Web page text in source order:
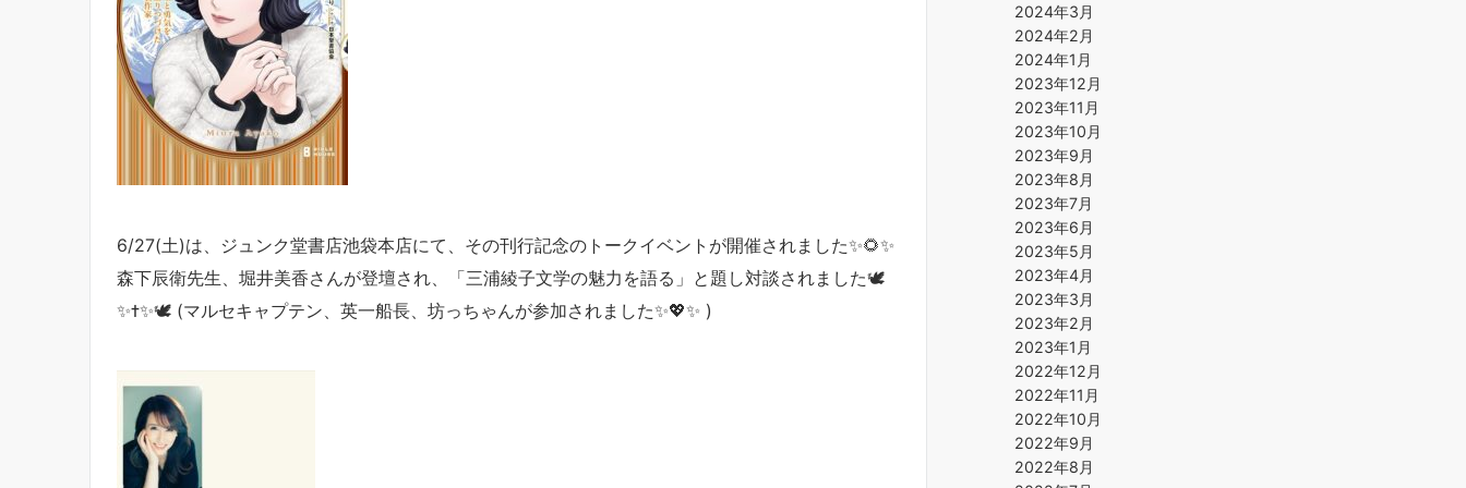
6/27(土)は、ジュンク堂書店池袋本店にて、その刊行記念のトークイベントが開催されました✨🌻✨
森下辰衛先生、堀井美香さんが登壇され、「三浦綾子文学の魅力を語る」と題し対談されました🕊
✨✝️✨🕊 (マルセキャプテン、英一船長、坊っちゃんが参加されました✨💖✨ )
2024年3月
2024年2月
2024年1月
2023年12月
2023年11月
2023年10月
2023年9月
2023年8月
2023年7月
2023年6月
2023年5月
2023年4月
2023年3月
2023年2月
2023年1月
2022年12月
2022年11月
2022年10月
2022年9月
2022年8月